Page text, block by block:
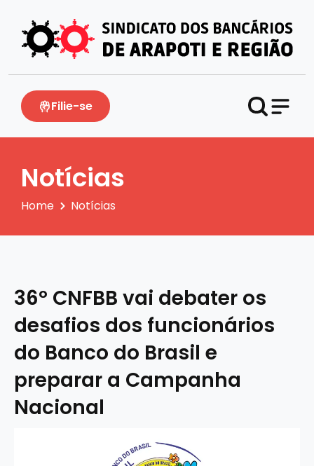
Filie-se
Notícias
Home Notícias
36º CNFBB vai debater os
desafios dos funcionários
do Banco do Brasil e
preparar a Campanha
Nacional